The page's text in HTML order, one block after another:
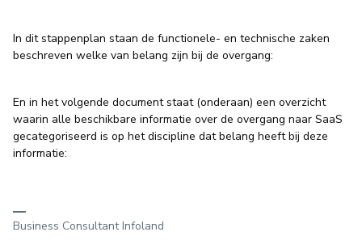
In dit stappenplan staan de functionele- en technische zaken
beschreven welke van belang zijn bij de overgang:
En in het volgende document staat (onderaan) een overzicht
waarin alle beschikbare informatie over de overgang naar SaaS
gecategoriseerd is op het discipline dat belang heeft bij deze
informatie:
Business Consultant Infoland